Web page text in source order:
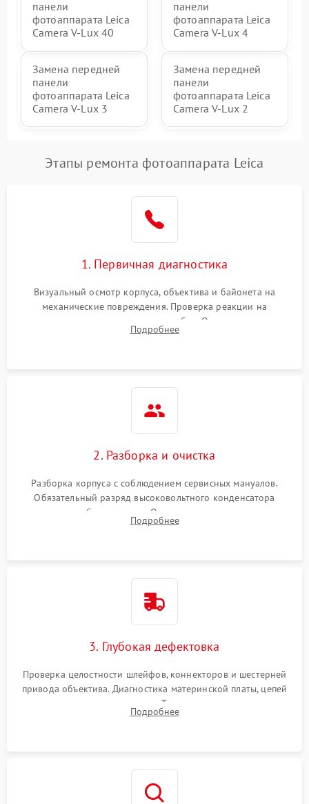
панели
фотоаппарата Leica
Camera V-Lux 40
панели
фотоаппарата Leica
Camera V-Lux 4
Замена передней
панели
фотоаппарата Leica
Camera V-Lux 3
Замена передней
панели
фотоаппарата Leica
Camera V-Lux 2
Этапы ремонта фотоаппарата Leica
1. Первичная диагностика
Визуальный осмотр корпуса, объектива и байонета на
механические повреждения. Проверка реакции на
включение, считывание кодов ошибок. Оценка состояния
матрицы и затвора, проверка работы автофокуса и вспышки.
Подробнее
2. Разборка и очистка
Разборка корпуса с соблюдением сервисных мануалов.
Обязательный разряд высоковольтного конденсатора
вспышки для безопасности. Очистка внутренних узлов от
пыли, песка и следов влаги с помощью спецсредств.
Подробнее
3. Глубокая дефектовка
Проверка целостности шлейфов, коннекторов и шестерней
привода объектива. Диагностика материнской платы, цепей
питания и картоприемника. Тестирование механизма
затвора и блока внутрикамерной стабилизации.
Подробнее